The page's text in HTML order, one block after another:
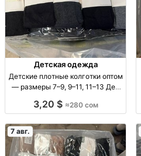
Детская одежда
Детские плотные колготки оптом
— размеры 7–9, 9–11, 11–13 Дет.
9–11, 11–13, уп. 10 шт., 280 сом.
3,20 $ ≈280 сом
7 авг.